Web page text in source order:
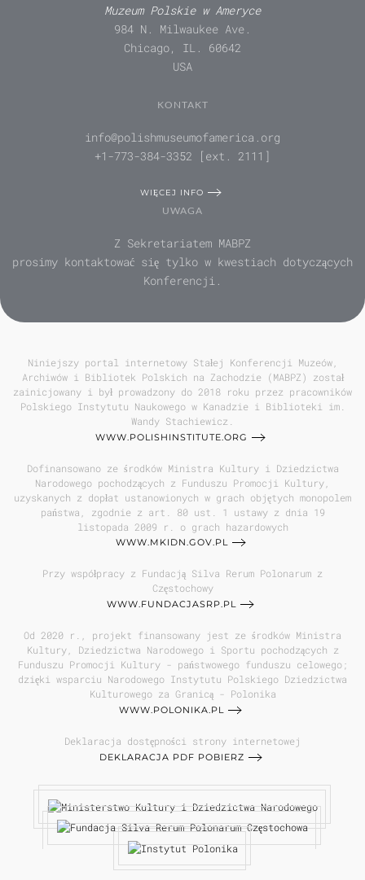
Muzeum Polskie w Ameryce
984 N. Milwaukee Ave.
Chicago, IL. 60642
USA
KONTAKT
info@polishmuseumofamerica.org
+1-773-384-3352 [ext. 2111]
WIĘCEJ INFO
UWAGA
Z Sekretariatem MABPZ
prosimy kontaktować się tylko w kwestiach dotyczących
Konferencji.
Niniejszy portal internetowy Stałej Konferencji Muzeów,
Archiwów i Bibliotek Polskich na Zachodzie (MABPZ) został
zainicjowany i był prowadzony do 2018 roku przez pracowników
Polskiego Instytutu Naukowego w Kanadzie i Biblioteki im.
Wandy Stachiewicz.
WWW.POLISHINSTITUTE.ORG
Dofinansowano ze środków Ministra Kultury i Dziedzictwa
Narodowego pochodzących z Funduszu Promocji Kultury,
uzyskanych z dopłat ustanowionych w grach objętych monopolem
państwa, zgodnie z art. 80 ust. 1 ustawy z dnia 19
listopada 2009 r. o grach hazardowych
WWW.MKIDN.GOV.PL
Przy współpracy z Fundacją Silva Rerum Polonarum z
Częstochowy
WWW.FUNDACJASRP.PL
Od 2020 r., projekt finansowany jest ze środków Ministra
Kultury, Dziedzictwa Narodowego i Sportu pochodzących z
Funduszu Promocji Kultury - państwowego funduszu celowego;
dzięki wsparciu Narodowego Instytutu Polskiego Dziedzictwa
Kulturowego za Granicą - Polonika
WWW.POLONIKA.PL
Deklaracja dostępności strony internetowej
DEKLARACJA PDF POBIERZ